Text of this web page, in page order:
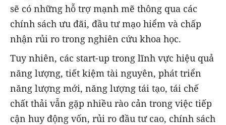
sẽ có những hỗ trợ mạnh mẽ thông qua các
chính sách ưu đãi, đầu tư mạo hiểm và chấp
nhận rủi ro trong nghiên cứu khoa học.
Tuy nhiên, các start-up trong lĩnh vực hiệu quả
năng lượng, tiết kiệm tài nguyên, phát triển
năng lượng mới, năng lượng tái tạo, tái chế
chất thải vẫn gặp nhiều rào cản trong việc tiếp
cận huy động vốn, rủi ro đầu tư cao, chính sách